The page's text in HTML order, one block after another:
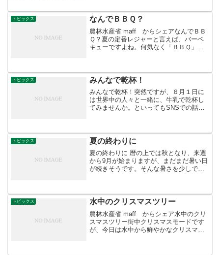
トピックス なんでＢＢＱ？
農林水産省 maff からシェアなんでＢＢ
Ｑ？夏の定番レジャーと言えば、バーベ
キューですよね。何気なく「ＢＢＱ」と
「barbacoa（バルバコア...
トピックス みんなで乾杯！
みんなで乾杯！突然ですが、６月１日に
は世界中の人々と一緒に、牛乳で乾杯し
てみませんか。といってもSNSでの話。
するというものです。ジョッキでもワイ
ングラスでも、いつも...
トピックス 夏の終わりに
夏の終わりに 暦の上では秋となり、来週
から9月が始まりますが、まだまだ暑い日
が続きそうです。そんな暑さを少しでも
モ」というキンポウゲ科...
トピックス 水中のクリスマスツリー
農林水産省 maff からシェア水中のクリ
スマスツリー街中クリスマスモードです
が、今日は水中から鮮やかなクリスマス